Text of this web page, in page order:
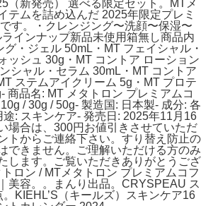
（新発売） 選べる限定セット。MTメ
テムを詰め込んだ 2025年限定プレミ
す。・クレンジング〜洗顔〜保湿〜
インナップ新品未使用箱無し商品内
・ジェル 50mL・MT フェイシャル・
ッシュ 30g・MT コントア ローション
シャル・セラム 30mL・MT コントア
ステムアイクリーム 5g・MT プロテ
商品名: MT メタトロン プレミアムコ
/ 30g / 50g- 製造国: 日本製- 成分: 各
: スキンケア- 発売日: 2025年11月16
場合は、300円お値引きさせていただ
トからご連絡下さい。すり替え防止の
できません。ご理解いただける方のみ
します。ご覧いただきありがとうござ
ロン / MTメタトロン プレミアムコフ
美容。。まんり出品。CRYSPEAU ス
KIEHL’S（キールズ）スキンケア16